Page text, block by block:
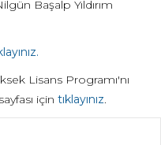
Başalp Yıldırım
Lisans Programı'nı
için tıklayınız.